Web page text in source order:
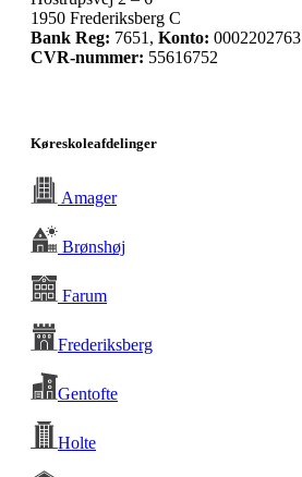
1950 Frederiksberg C
Bank Reg: 7651, Konto: 0002202763
CVR-nummer: 55616752
Køreskoleafdelinger
Amager
Brønshøj
Farum
Frederiksberg
Gentofte
Holte